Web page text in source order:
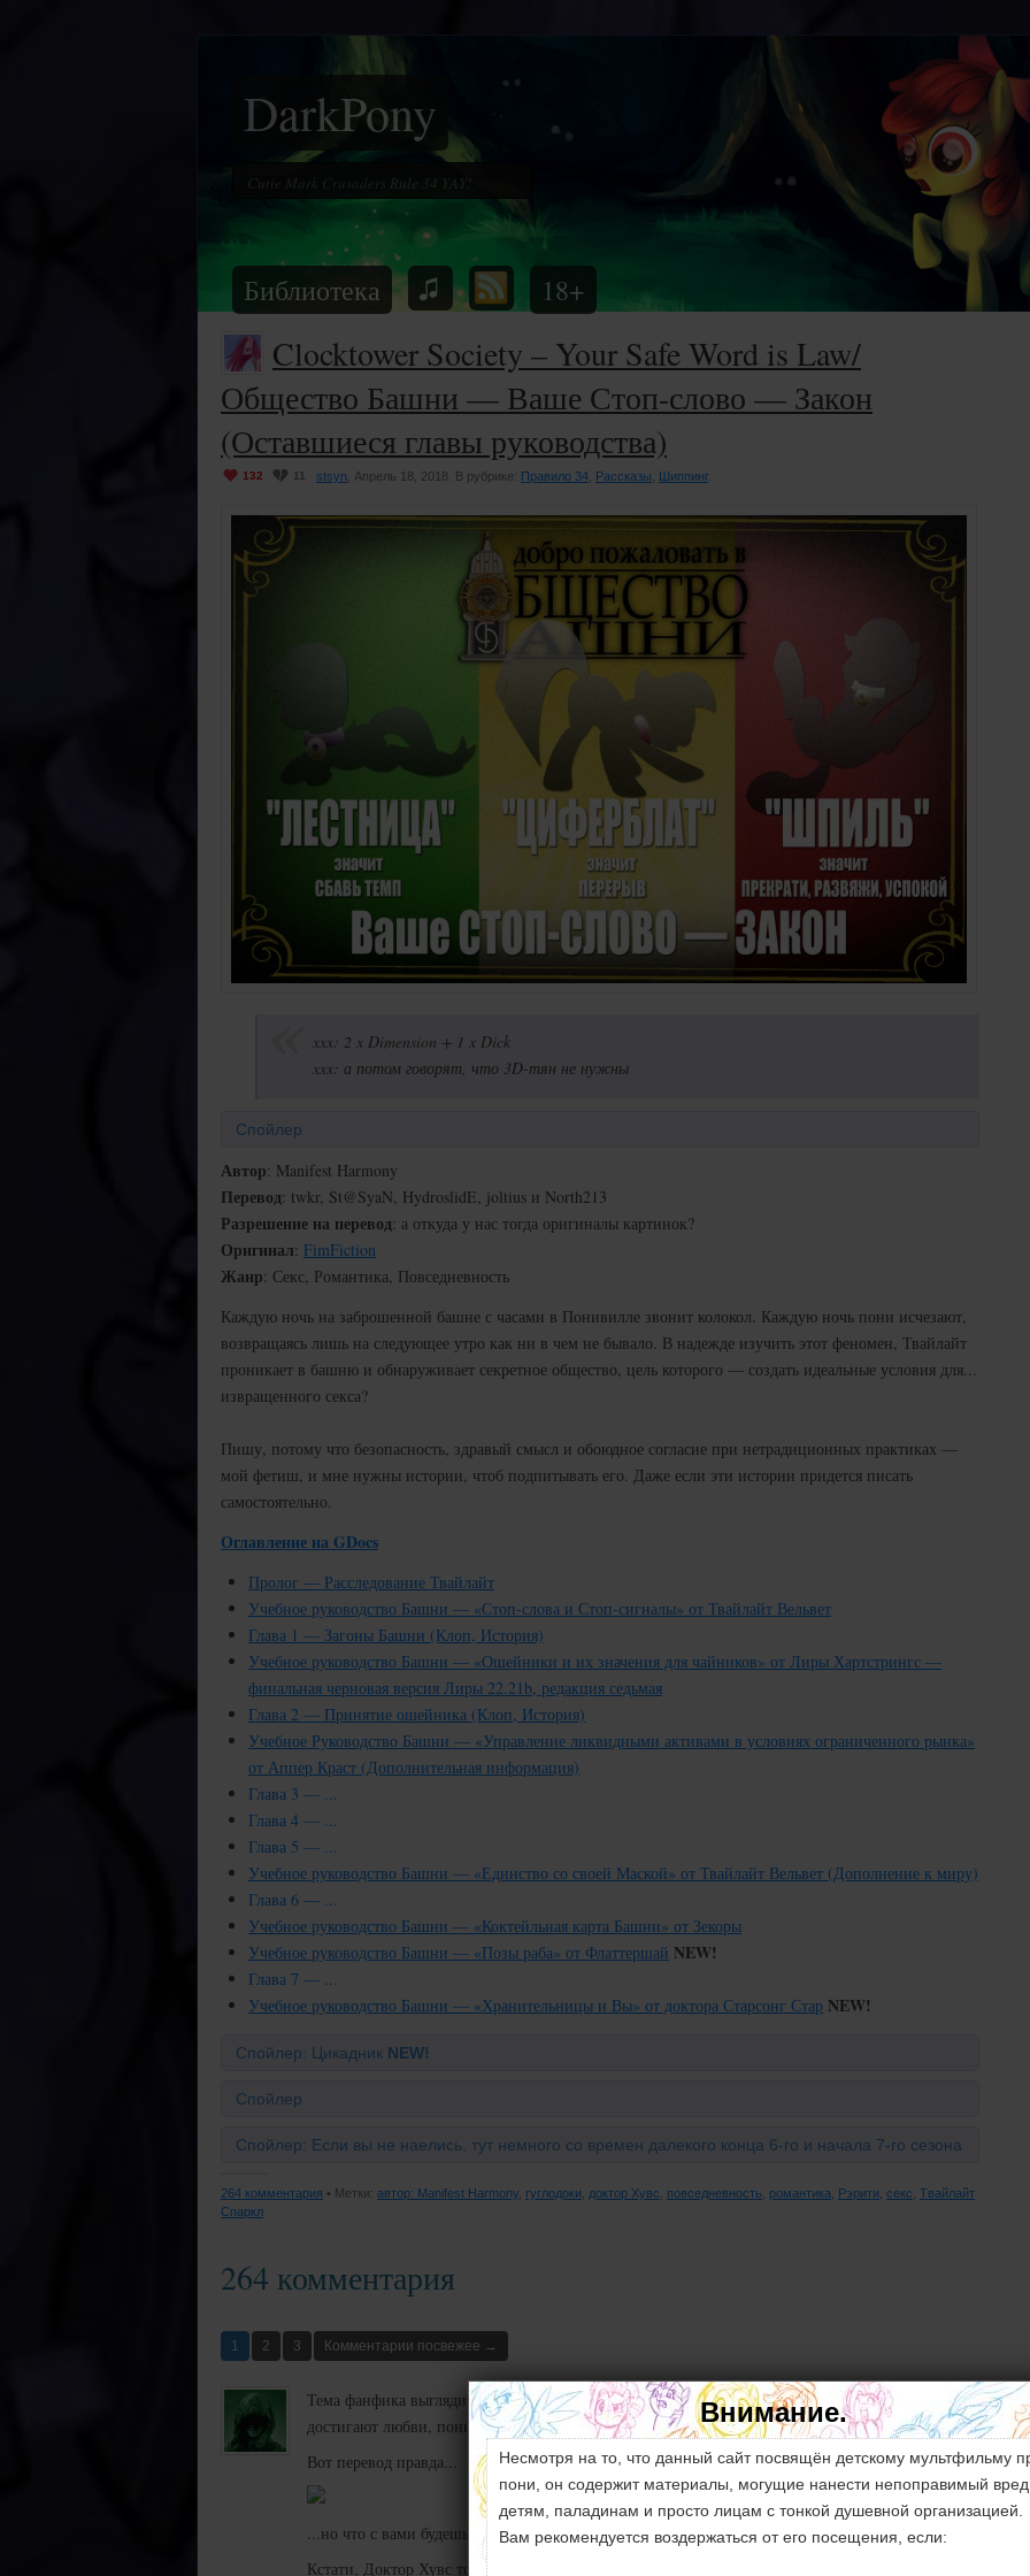
DarkPony
Библиотека 18+
Clocktower Society – Your Safe Word is Law/
Общество Башни — Ваше Стоп-слово — Закон
(Оставшиеся главы руководства)
132 11 stsyn , Апрель 18, 2018. В рубрике: Правило 34 Рассказы Шиппинг.
xxx: 2 x Dimension + 1 x Dick
xxx: а потом говорят, что 3D-тян не нужны
Спойлер
Автор: Manifest Harmony
Перевод: twkr, St@SyaN, HydroslidE, joltius и North213
Разрешение на перевод: а откуда у нас тогда оригиналы картинок?
Оригинал: FimFiction
Жанр: Секс, Романтика, Повседневность
Каждую ночь на заброшенной башне с часами в Понивилле звонит колокол. Каждую ночь пони исчезают,
возвращаясь лишь на следующее утро как ни в чем не бывало. В надежде изучить этот феномен, Твайлайт
проникает в башню и обнаруживает секретное общество, цель которого — создать идеальные условия для...
извращенного секса?
Пишу, потому что безопасность, здравый смысл и обоюдное согласие при нетрадиционных практиках —
мой фетиш, и мне нужны истории, чтоб подпитывать его. Даже если эти истории придется писать
самостоятельно.
Оглавление на GDocs
Пролог — Расследование Твайлайт
Учебное руководство Башни — «Стоп-слова и Стоп-сигналы» от Твайлайт Вельвет
Глава 1 — Загоны Башни (Клоп, История)
Учебное руководство Башни — «Ошейники и их значения для чайников» от Лиры Хартстрингс —
финальная черновая версия Лиры 22.21b, редакция седьмая
Глава 2 — Принятие ошейника (Клоп, История)
Учебное Руководство Башни — «Управление ликвидными активами в условиях ограниченного рынка»
от Аппер Краст (Дополнительная информация)
Глава 3 — ...
Глава 4 — ...
Глава 5 — ...
Учебное руководство Башни — «Единство со своей Маской» от Твайлайт Вельвет (Дополнение к миру)
Глава 6 — ...
Учебное руководство Башни — «Коктейльная карта Башни» от Зекоры
Учебное руководство Башни — «Позы раба» от Флаттершай NEW!
Глава 7 — ...
Учебное руководство Башни — «Хранительницы и Вы» от доктора Старсонг Стар NEW!
Спойлер: Цикадник NEW!
Спойлер
Спойлер: Если вы не наелись, тут немного со времен далекого конца 6-го и начала 7-го сезона
264 комментария • Метки: автор: Manifest Harmony гуглодоки доктор Хувс повседневность романтика Рэрити секс Твайлайт
Спаркл
264 комментария
1 2 3 Комментарии посвежее →
Тема фанфика выглядит занятно. Я тоже очень люблю, когда персонажи общаются,
достигают любви, понимания, всякого там обоюдного согласия...
Вот перевод правда...
...но что с вами будешь делать ._.
Кстати, Доктор Хувс точно не по ошибке в тегах оказался? Он там точно есть? Роль в
Внимание.
Несмотря на то, что данный сайт посвящён детскому мультфильму
пони, он содержит материалы, могущие нанести непоправимый вред
детям, паладинам и просто лицам с тонкой душевной организацией.
Вам рекомендуется воздержаться от его посещения, если: